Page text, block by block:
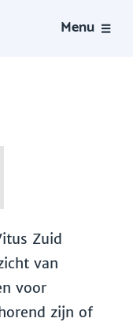
Menu
Zuid
van
voor
zijn of